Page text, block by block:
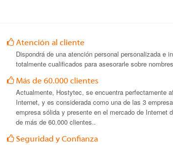
Atención al cliente
Dispondrá de una atención personal personalizada e
totalmente cualificados para asesorarle sobre
Más de 60.000 clientes
Actualmente, Hostytec, se encuentra perfectamente
Internet, y es considerada como una de las 3
empresa sólida y presente en el mercado de Internet
de más de 60.000 clientes..
Seguridad y Confianza